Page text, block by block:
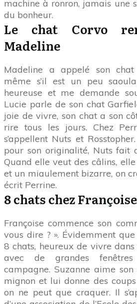
machine à ronron, jamais une
du bonheur.
Le chat Corvo
Madeline
Madeline a appelé son chat
même s’il est un peu
heureuse et me demande
Lucie parle de son chat
joie de vivre, son chat a son
rire tous les jours. Chez
s’appellent Nuts et
pour son originalité, Nuts fait
Quand elle veut des câlins,
et un miaulement bizarre, on
écrit Perrine.
8 chats chez Françoise
Françoise commence son
vous dire ? ». Évidemment
8 chats, heureux de vivre
avec de grandes
campagne. Suzanne aime
mignon et lui donne des
on ne peut que craquer. Il